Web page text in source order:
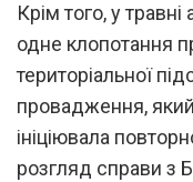
Крім того, у
одне клопотання
територіальної
провадження,
ініціювала
розгляд справи з